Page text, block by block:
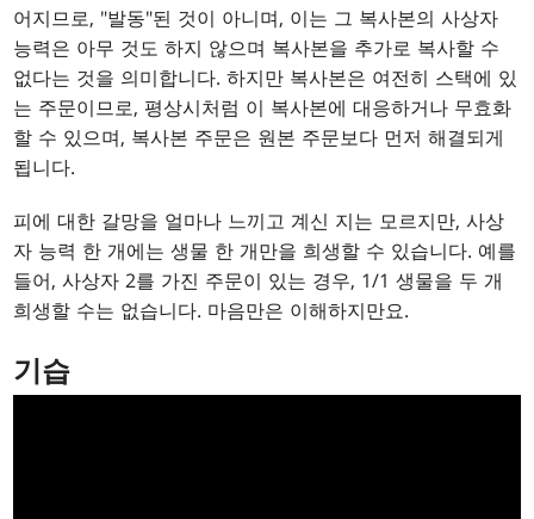
어지므로, "발동"된 것이 아니며, 이는 그 복사본의 사상자
능력은 아무 것도 하지 않으며 복사본을 추가로 복사할 수
없다는 것을 의미합니다. 하지만 복사본은 여전히 스택에 있
는 주문이므로, 평상시처럼 이 복사본에 대응하거나 무효화
할 수 있으며, 복사본 주문은 원본 주문보다 먼저 해결되게
됩니다.
피에 대한 갈망을 얼마나 느끼고 계신 지는 모르지만, 사상
자 능력 한 개에는 생물 한 개만을 희생할 수 있습니다. 예를
들어, 사상자 2를 가진 주문이 있는 경우, 1/1 생물을 두 개
희생할 수는 없습니다. 마음만은 이해하지만요.
기습